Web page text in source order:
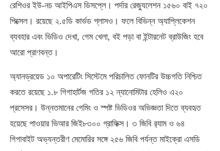
রেশিওর ইউ-নচ আইপিএস ডিসপ্লে। পর্দার রেজ্যুলেশন ১৫৬০ বাই ৭২০
পিক্সেল। রয়েছে ২.৫ডি কার্ভড গ্লাসও। ফলে বিভিন্ন অ্যাপ্লিকেশন
ব্যবহার এবং ভিডিও দেখা, গেম খেলা, বই পড়া বা ইন্টারনেট ব্রাউজিং হবে
আরো প্রাণবন্ত।
অ্যানড্রয়েড ১০ অপারেটিং সিস্টেমে পরিচালিত ফোনটির উচ্চগতি নিশ্চিত
করতে রয়েছে ১.৮ গিগাহার্টজ গতির ১২ ন্যানোমিটার হেলিও এ২০
প্রসেসর। উন্নতমানের গেমিং ও স্পষ্ট ভিডিওর অভিজ্ঞতা দিতে ব্যবহৃত
হয়েছে পাওয়ার ভিআর জিই৮৩০০ গ্রাফিক্স। ৩ জিবি র‌্যাম ও ৬৪
গিগাবাইট অভ্যন্তরীণ মেমোরির সঙ্গে ২৫৬ জিবি পর্যন্ত মাইক্রো এসডি